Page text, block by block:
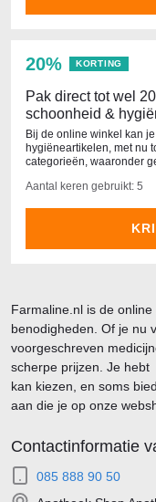
20% KORTING
Pak direct tot wel
schoonheid &
Bij de online winkel kan
hygiëneartikelen, met nu
categorieën, waaronder
Aantal keren gebruikt: 5
Farmaline.nl is de
benodigheden. Of je nu
voorgeschreven
scherpe prijzen. Je
kan kiezen, en soms
aan die je op onze
Contactinformatie
085 888 90 50